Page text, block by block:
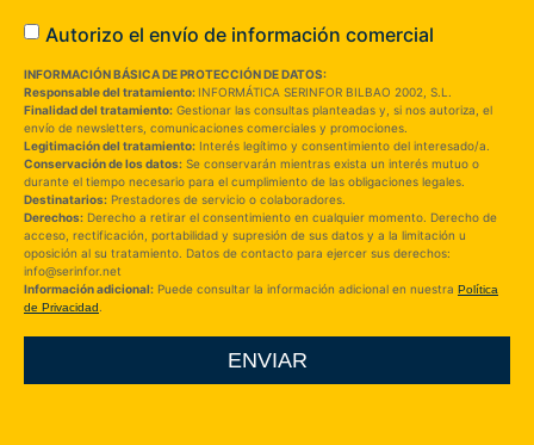
Autorizo el envío de información comercial
INFORMACIÓN BÁSICA DE PROTECCIÓN DE DATOS:
Responsable del tratamiento: INFORMÁTICA SERINFOR BILBAO 2002, S.L.
Finalidad del tratamiento: Gestionar las consultas planteadas y, si nos autoriza, el
envío de newsletters, comunicaciones comerciales y promociones.
Legitimación del tratamiento: Interés legítimo y consentimiento del interesado/a.
Conservación de los datos: Se conservarán mientras exista un interés mutuo o
durante el tiempo necesario para el cumplimiento de las obligaciones legales.
Destinatarios: Prestadores de servicio o colaboradores.
Derechos: Derecho a retirar el consentimiento en cualquier momento. Derecho de
acceso, rectificación, portabilidad y supresión de sus datos y a la limitación u
oposición al su tratamiento. Datos de contacto para ejercer sus derechos:
info@serinfor.net
Información adicional: Puede consultar la información adicional en nuestra Política
de Privacidad
ENVIAR